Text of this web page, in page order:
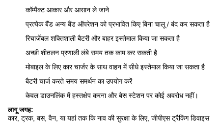
कॉम्पैक्ट आकार और आसान ले जाने
प्रत्येक बैंड अन्य बैंड ऑपरेशन को प्रभावित किए बिना चालू / बंद कर सकता है
रिचार्जेबल शक्तिशाली बैटरी और बाहर इस्तेमाल किया जा सकता है
अच्छी शीतलन प्रणाली लंबे समय तक काम कर सकती है
मोबाइल के लिए कार चार्जर के साथ वाहन में सीधे इस्तेमाल किया जा सकता है
बैटरी चार्ज करते समय समर्थन का उपयोग करें
केवल डाउनलिंक में हस्तक्षेप करना और बेस स्टेशन पर कोई अवरोध नहीं।
लागू जगह:
कार, ​​ट्रक, बस, वैन, या यहां तक ​​कि नाव की सुरक्षा के लिए, जीपीएस ट्रैकिंग डिवाइस